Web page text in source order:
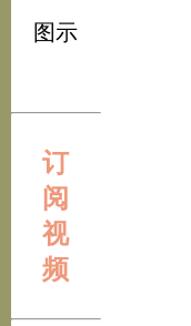
图示
订
阅
视
频